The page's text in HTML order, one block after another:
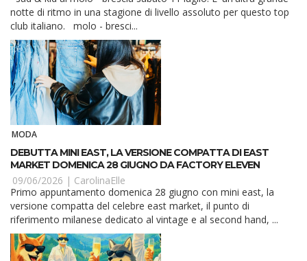
notte di ritmo in una stagione di livello assoluto per questo top
club italiano. molo - bresci...
MODA
DEBUTTA MINI EAST, LA VERSIONE COMPATTA DI EAST
MARKET DOMENICA 28 GIUGNO DA FACTORY ELEVEN
09/06/2026 | CarolinaElle
Primo appuntamento domenica 28 giugno con mini east, la
versione compatta del celebre east market, il punto di
riferimento milanese dedicato al vintage e al second hand, ...